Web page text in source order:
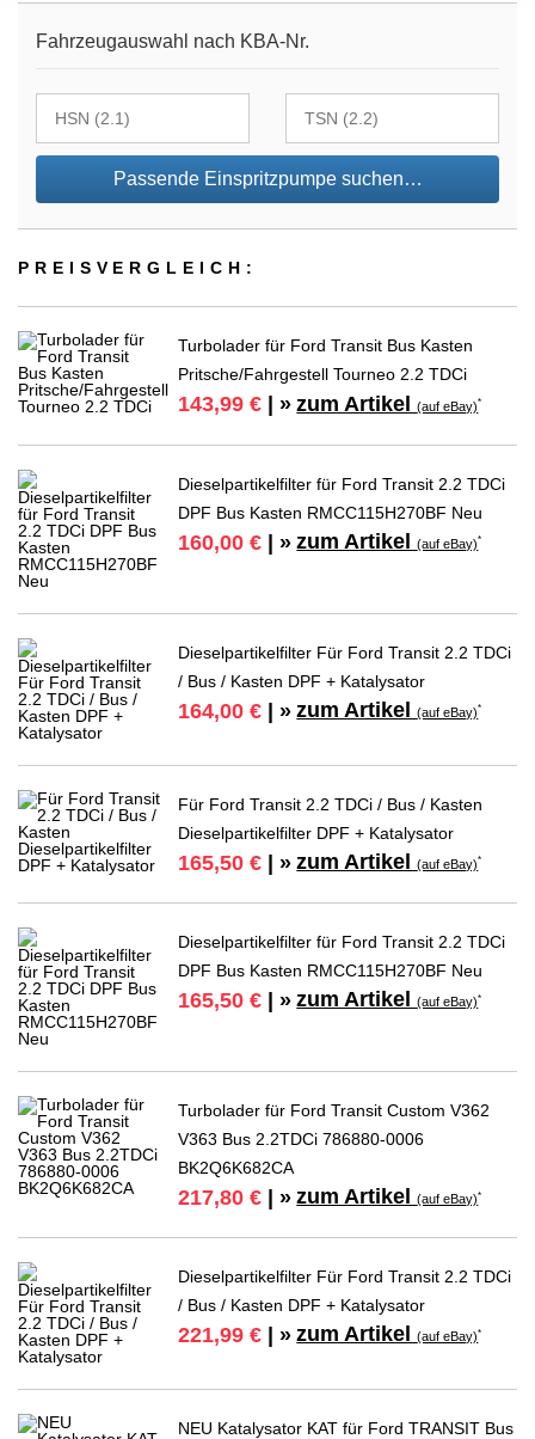
Fahrzeugauswahl nach KBA-Nr.
Passende Einspritzpumpe suchen…
PREIS­VER­GLEICH:
Turbolader für Ford Transit Bus Kasten
Pritsche/Fahrgestell Tourneo 2.2 TDCi
143,99 € | » zum Artikel(auf eBay)*
Dieselpartikelfilter für Ford Transit 2.2 TDCi
DPF Bus Kasten RMCC115H270BF Neu
160,00 € | » zum Artikel(auf eBay)*
Dieselpartikelfilter Für Ford Transit 2.2 TDCi
/ Bus / Kasten DPF + Katalysator
164,00 € | » zum Artikel(auf eBay)*
Für Ford Transit 2.2 TDCi / Bus / Kasten
Dieselpartikelfilter DPF + Katalysator
165,50 € | » zum Artikel(auf eBay)*
Dieselpartikelfilter für Ford Transit 2.2 TDCi
DPF Bus Kasten RMCC115H270BF Neu
165,50 € | » zum Artikel(auf eBay)*
Turbolader für Ford Transit Custom V362
V363 Bus 2.2TDCi 786880-0006
BK2Q6K682CA
217,80 € | » zum Artikel(auf eBay)*
Dieselpartikelfilter Für Ford Transit 2.2 TDCi
/ Bus / Kasten DPF + Katalysator
221,99 € | » zum Artikel(auf eBay)*
NEU Katalysator KAT für Ford TRANSIT Bus